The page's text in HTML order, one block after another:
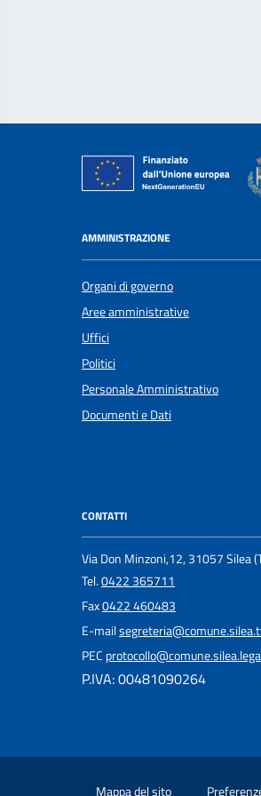
AMMINISTRAZIONE
Organi di governo
Aree amministrative
Uffici
Politici
Personale Amministrativo
Documenti e Dati
CONTATTI
Via Don Minzoni,12, 31057 Silea
Tel.0422 365711
Fax0422 460483
E-mail
PEC
P.IVA: 00481090264
Mappa del sito